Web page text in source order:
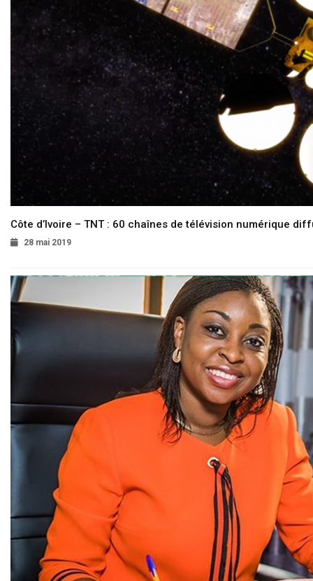
Côte d’Ivoire – TNT : 60 chaînes de télévision numérique
28 mai 2019